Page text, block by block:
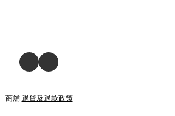
商舖 退貨及退款政策